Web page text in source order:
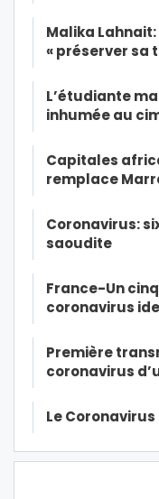
Malika
« préserver sa
L’étudiante
inhumée au
Capitales
remplace
Coronavirus:
saoudite
France-Un
coronavirus
Première
coronavirus
Le